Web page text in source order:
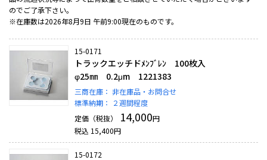
のでご了承下さい。
※在庫数は2026年8月9日 午前9:00現在のものです。
15-0171
トラックエッチドﾒﾝﾌﾞﾚﾝ 100枚入
φ25㎜ 0.2μm 1221383
三商在庫： 非在庫品・お問合せ
標準納期：
２週間程度
定価（税抜）
14,000円
税込 15,400円
15-0172